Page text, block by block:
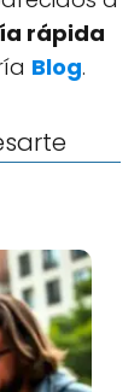
rápida
Blog.